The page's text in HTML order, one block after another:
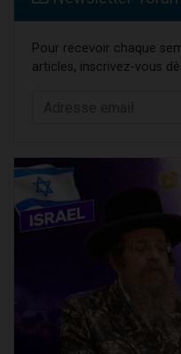
Pour recevoir chaque
articles, inscrivez-vous